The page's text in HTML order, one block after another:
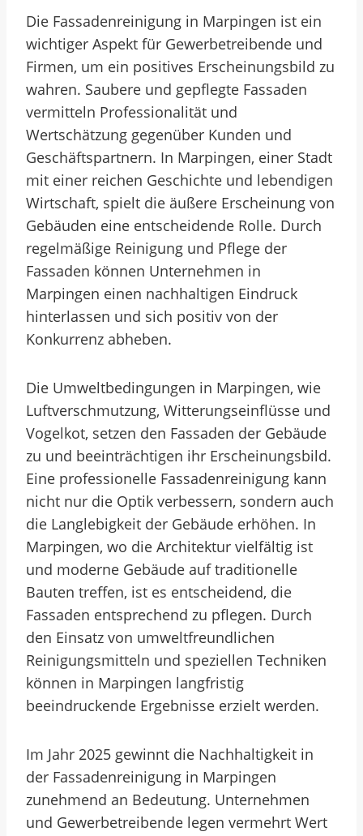
Die Fassadenreinigung in Marpingen ist ein
wichtiger Aspekt für Gewerbetreibende und
Firmen, um ein positives Erscheinungsbild zu
wahren. Saubere und gepflegte Fassaden
vermitteln Professionalität und
Wertschätzung gegenüber Kunden und
Geschäftspartnern. In Marpingen, einer Stadt
mit einer reichen Geschichte und lebendigen
Wirtschaft, spielt die äußere Erscheinung von
Gebäuden eine entscheidende Rolle. Durch
regelmäßige Reinigung und Pflege der
Fassaden können Unternehmen in
Marpingen einen nachhaltigen Eindruck
hinterlassen und sich positiv von der
Konkurrenz abheben.
Die Umweltbedingungen in Marpingen, wie
Luftverschmutzung, Witterungseinflüsse und
Vogelkot, setzen den Fassaden der Gebäude
zu und beeinträchtigen ihr Erscheinungsbild.
Eine professionelle Fassadenreinigung kann
nicht nur die Optik verbessern, sondern auch
die Langlebigkeit der Gebäude erhöhen. In
Marpingen, wo die Architektur vielfältig ist
und moderne Gebäude auf traditionelle
Bauten treffen, ist es entscheidend, die
Fassaden entsprechend zu pflegen. Durch
den Einsatz von umweltfreundlichen
Reinigungsmitteln und speziellen Techniken
können in Marpingen langfristig
beeindruckende Ergebnisse erzielt werden.
Im Jahr 2025 gewinnt die Nachhaltigkeit in
der Fassadenreinigung in Marpingen
zunehmend an Bedeutung. Unternehmen
und Gewerbetreibende legen vermehrt Wert